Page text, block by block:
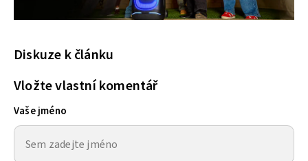
Diskuze k článku
Vložte vlastní komentář
Vaše jméno